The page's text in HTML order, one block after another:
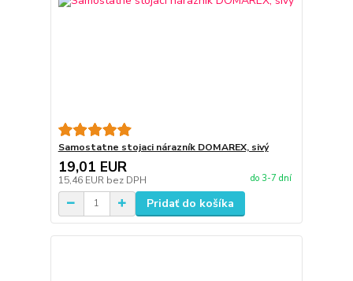
Samostatne stojaci nárazník DOMAREX, sivý
19,01 EUR
15,46 EUR bez DPH do 3-7 dní
Pridať do košíka